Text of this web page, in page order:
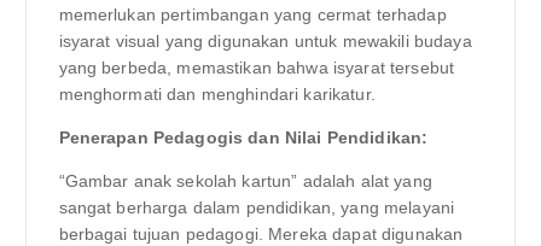
memerlukan pertimbangan yang cermat terhadap
isyarat visual yang digunakan untuk mewakili budaya
yang berbeda, memastikan bahwa isyarat tersebut
menghormati dan menghindari karikatur.
Penerapan Pedagogis dan Nilai Pendidikan:
“Gambar anak sekolah kartun” adalah alat yang
sangat berharga dalam pendidikan, yang melayani
berbagai tujuan pedagogi. Mereka dapat digunakan